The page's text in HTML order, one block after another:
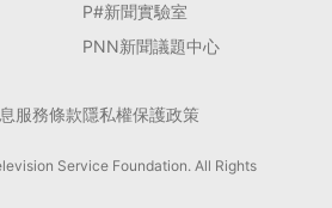
P#新聞實驗室
PNN新聞議題中心
服務條款隱私權保護政策
Service Foundation. All Rights